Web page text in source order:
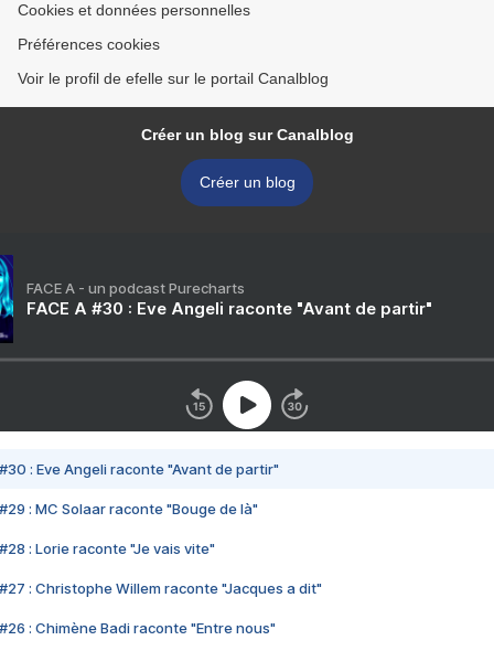
Cookies et données personnelles
Préférences cookies
Voir le profil de efelle sur le portail Canalblog
Créer un blog sur Canalblog
Créer un blog
FACE A - un podcast Purecharts
FACE A #30 : Eve Angeli raconte "Avant de partir"
#30 : Eve Angeli raconte "Avant de partir"
#29 : MC Solaar raconte "Bouge de là"
#28 : Lorie raconte "Je vais vite"
#27 : Christophe Willem raconte "Jacques a dit"
#26 : Chimène Badi raconte "Entre nous"